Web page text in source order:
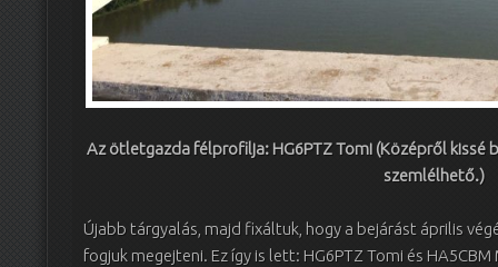
Az ötletgazda félprofilja: HG6PTZ Tomi (Középről kissé
szemlélhető.)
Újabb tárgyalás, majd fixáltuk, hogy a bejárást április
fogjuk megejteni. Ez így is lett: HG6PTZ Tomi és